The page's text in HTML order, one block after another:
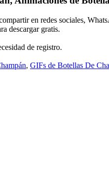
en redes sociales,
descargar gratis.
de registro.
, GIFs de Botellas De